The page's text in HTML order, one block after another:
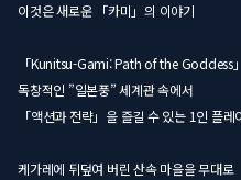
이것은 새로운 「카미」의 이야기
「Kunitsu-Gami: Path of the Goddess
독창적인 ”일본풍” 세계관 속에서
「액션과 전략」을 즐길 수 있는 1인 플
케가레에 뒤덮여 버린 산속 마을을 무대로